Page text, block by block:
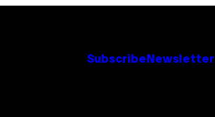
Subscribe Newsletter